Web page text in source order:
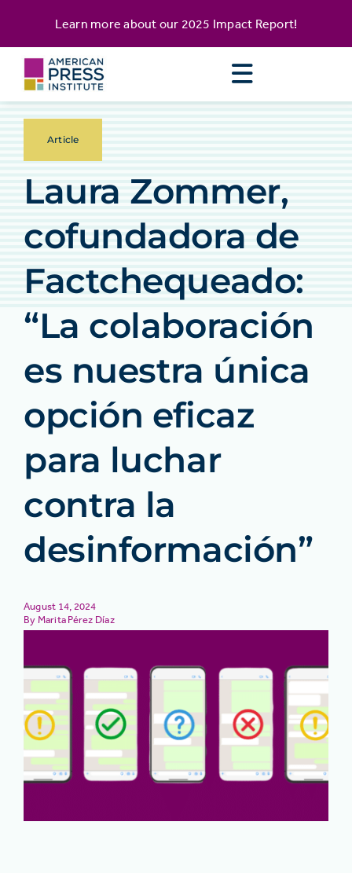
content
Learn more about our 2025 Impact Report!
Article
Laura Zommer,
cofundadora de
Factchequeado:
“La colaboración
es nuestra única
opción eficaz
para luchar
contra la
desinformación”
August 14, 2024
Marita Pérez Díaz